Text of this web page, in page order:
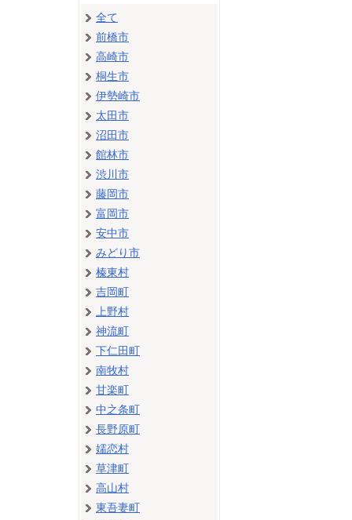
全て
前橋市
高崎市
桐生市
伊勢崎市
太田市
沼田市
館林市
渋川市
藤岡市
富岡市
安中市
みどり市
榛東村
吉岡町
上野村
神流町
下仁田町
南牧村
甘楽町
中之条町
長野原町
嬬恋村
草津町
高山村
東吾妻町